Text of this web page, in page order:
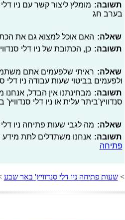
תשובה: מומלץ ליצור קשר עם ניו
בערב חג
שאלה: האם אוכל למצוא גם את
תשובה: כן, הכתובת של ניו דלי
שאלה: ראיתי שלפעמים אתם
ולפעמים בביטוי שעות עבודה ניו דלי
תשובה: מבחינתנו אין הבדל, אנחנו
סנדוויץ'ביתר עלית או ניו דלי
שאלה: מה לגבי שעות פתיחה ניו דלי
תשובה: אנחנו משתדלים לתת מידע
פתיחה
>שעות פתיחה ניו דלי סנדוויץ' באר שבע